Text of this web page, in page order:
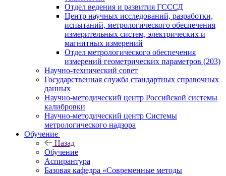
Отдел ведения и развития ГСССД
Центр научных исследований, разработки,
испытаний, метрологического обеспечения
измерительных систем, электрических и
магнитных измерений
Отдел метрологического обеспечения
измерений геометрических параметров (203)
Научно-технический совет
Государственная служба стандартных справочных
данных
Научно-методический центр Российской системы
калибровки
Научно-методический центр Системы
метрологического надзора
Обучение
Назад
Обучение
Аспирантура
Базовая кафедра «Современные методы